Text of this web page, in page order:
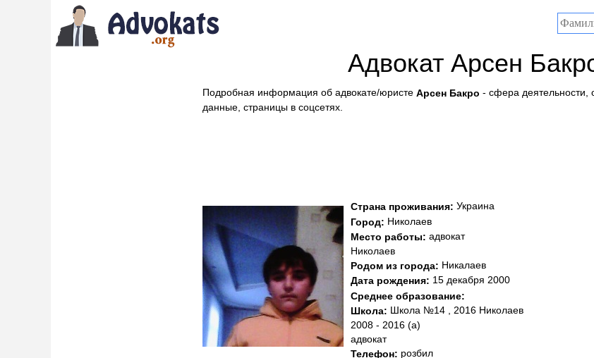
Адвокат Арсен
Подробная информация об адвокате/юристе Арсен Бакро - сфера деятельности,
данные, страницы в соцсетях.
Страна проживания: Украина
Город: Николаев
Место работы: адвокат
Николаев
Родом из города: Никалаев
Дата рождения: 15 декабря 2000
Среднее образование:
Школа: Школа №14 , 2016 Николаев
2008 - 2016 (а)
адвокат
Телефон: розбил